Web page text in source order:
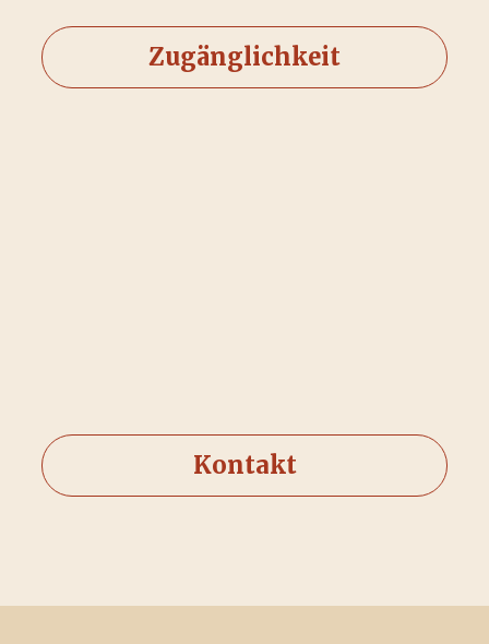
Zugänglichkeit
Kontakt